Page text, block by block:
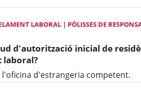
LABORAL | PÒLISSES DE
d'autorització inicial de
laboral?
l'oficina d'estrangeria competent.